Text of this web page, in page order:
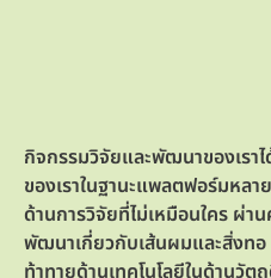
กิจกรรมวิจัยและพัฒนาของเรา
ของเราในฐานะแพลตฟอร์มหล
ด้านการวิจัยที่ไม่เหมือนใคร ผ่า
พัฒนาเกี่ยวกับเส้นผมและสิ่งท
ท้าทายด้านเทคโนโลยีในด้านวั